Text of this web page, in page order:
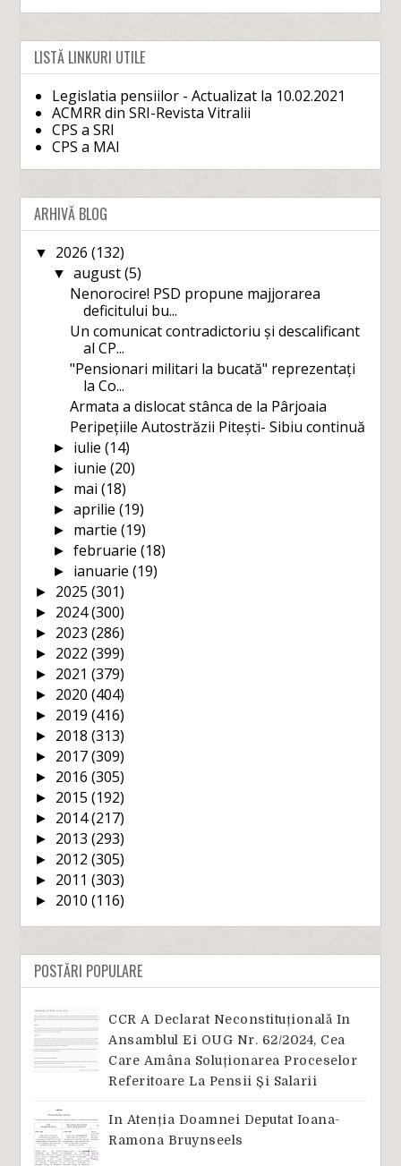
LISTĂ LINKURI UTILE
Legislatia pensiilor - Actualizat la 10.02.2021
ACMRR din SRI-Revista Vitralii
CPS a SRI
CPS a MAI
ARHIVĂ BLOG
▼ 2026(132)
▼ august(5)
Nenorocire! PSD propune majjorarea
deficitului bu...
Un comunicat contradictoriu și descalificant
al CP...
"Pensionari militari la bucată" reprezentați
la Co...
Armata a dislocat stânca de la Pârjoaia
Peripețiile Autostrăzii Pitești- Sibiu continuă
► iulie (14)
► iunie (20)
► mai (18)
► aprilie (19)
► martie (19)
► februarie (18)
► ianuarie (19)
► 2025(301)
► 2024(300)
► 2023(286)
► 2022(399)
► 2021(379)
► 2020(404)
► 2019(416)
► 2018(313)
► 2017(309)
► 2016(305)
► 2015(192)
► 2014(217)
► 2013(293)
► 2012(305)
► 2011(303)
► 2010(116)
POSTĂRI POPULARE
CCR A Declarat Neconstituțională In
Ansamblul Ei OUG Nr. 62/2024, Cea
Care Amâna Soluționarea Proceselor
Referitoare La Pensii Și Salarii
In Atenția Doamnei Deputat Ioana-
Ramona Bruynseels